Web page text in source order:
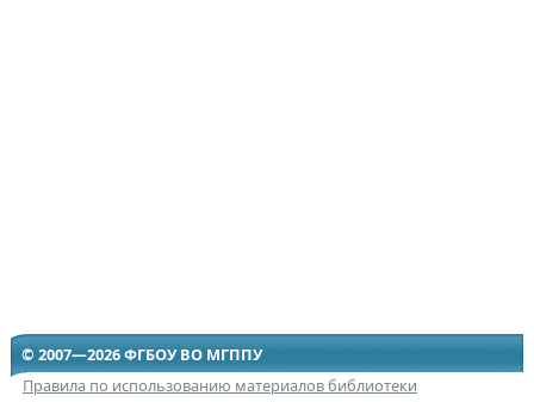
© 2007—2026 ФГБОУ ВО МГППУ
Правила по использованию материалов библиотеки